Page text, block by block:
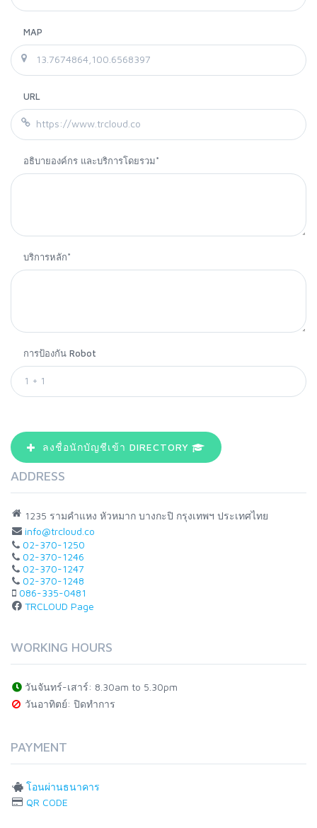
MAP
URL
อธิบายองค์กร และบริการโดยรวม*
บริการหลัก*
การป้องกัน Robot
ลงชื่อนักบัญชีเข้า DIRECTORY
ADDRESS
1235 รามคำแหง หัวหมาก บางกะปิ กรุงเทพฯ ประเทศไทย
info@trcloud.co
02-370-1250
02-370-1246
02-370-1247
02-370-1248
086-335-0481
TRCLOUD Page
WORKING HOURS
วันจันทร์-เสาร์: 8.30am to 5.30pm
วันอาทิตย์: ปิดทำการ
PAYMENT
โอนผ่านธนาคาร
QR CODE